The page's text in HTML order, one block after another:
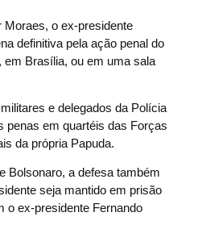
Moraes, o ex-presidente
definitiva pela ação penal do
em Brasília, ou em uma sala
e delegados da Polícia
penas em quartéis das Forças
da própria Papuda.
Bolsonaro, a defesa também
seja mantido em prisão
o ex-presidente Fernando